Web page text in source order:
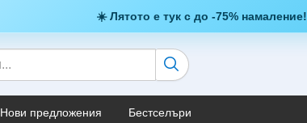
☀️ Лятото е тук с до -75% намаление!
Нови предложения Бестселъри